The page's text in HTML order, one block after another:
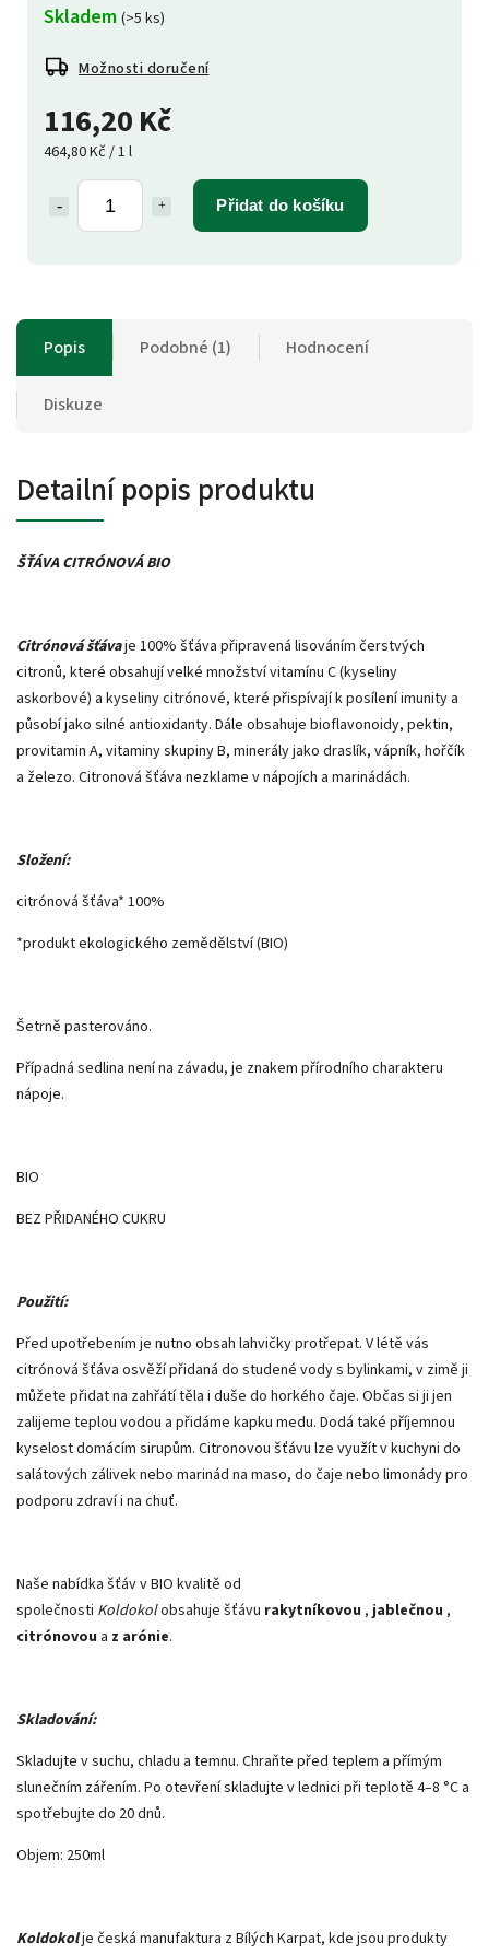
116,20 Kč
464,80 Kč / 1 l
Přidat do košíku
Skladem (>5 ks)
Možnosti doručení
Popis Podobné (1) Hodnocení
Diskuze
Detailní popis produktu
ŠŤÁVA CITRÓNOVÁ BIO
Citrónová šťávaje 100% šťáva připravená lisováním čerstvých
citronů, které obsahují velké množství vitamínu C (kyseliny
askorbové) a kyseliny citrónové, které přispívají k posílení imunity a
působí jako silné antioxidanty. Dále obsahuje bioflavonoidy, pektin,
provitamin A, vitaminy skupiny B, minerály jako draslík, vápník, hořčík
a železo. Citronová šťáva nezklame v nápojích a marinádách.
Složení:
citrónová šťáva* 100%
*produkt ekologického zemědělství (BIO)
Šetrně pasterováno.
Případná sedlina není na závadu, je znakem přírodního charakteru
nápoje.
BIO
BEZ PŘIDANÉHO CUKRU
Použití:
Před upotřebením je nutno obsah lahvičky protřepat. V létě vás
citrónová šťáva osvěží přidaná do studené vody s bylinkami, v zimě ji
můžete přidat na zahřátí těla i duše do horkého čaje. Občas si ji jen
zalijeme teplou vodou a přidáme kapku medu. Dodá také příjemnou
kyselost domácím sirupům. Citronovou šťávu lze využít v kuchyni do
salátových zálivek nebo marinád na maso, do čaje nebo limonády pro
podporu zdraví i na chuť.
Naše nabídka šťáv v BIO kvalitě od
společnosti Koldokolobsahuje šťávu rakytníkovou , jablečnou ,
citrónovou a z arónie.
Skladování:
Skladujte v suchu, chladu a temnu. Chraňte před teplem a přímým
slunečním zářením. Po otevření skladujte v lednici při teplotě 4–8 °C a
spotřebujte do 20 dnů.
Objem: 250ml
Koldokolje česká manufaktura z Bílých Karpat, kde jsou produkty